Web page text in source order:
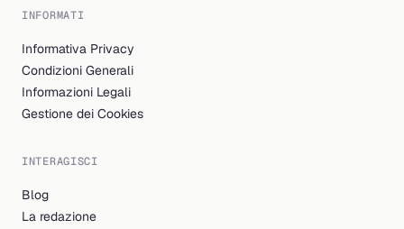
INFORMATI
Informativa Privacy
Condizioni Generali
Informazioni Legali
Gestione dei Cookies
INTERAGISCI
Blog
La redazione